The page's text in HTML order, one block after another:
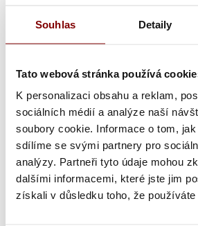
Souhlas Detaily
Tato webová stránka používá
K personalizaci obsahu a reklam,
sociálních médií a analýze naší
soubory cookie. Informace o tom,
sdílíme se svými partnery pro
analýzy. Partneři tyto údaje mohou
dalšími informacemi, které jste jim
získali v důsledku toho, že používáte
damaškový japonský
17cm drevo Zelkova
čepeľ VG10 odolná proti korózii s
33 vrstiev, damašková oceľ
rukoväť v japonskom štýle,
Zelkova
dĺžka čepele 21cm
Kuchárske nože do kuchyne